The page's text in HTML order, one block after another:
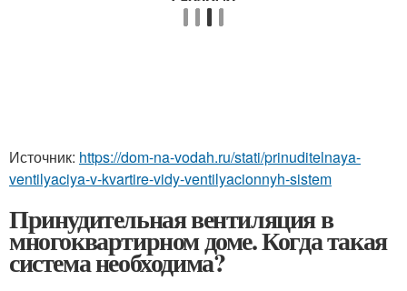
Источник: https://dom-na-vodah.ru/stati/prinuditelnaya-
ventilyaciya-v-kvartire-vidy-ventilyacionnyh-sistem
Принудительная вентиляция в
многоквартирном доме. Когда такая
система необходима?